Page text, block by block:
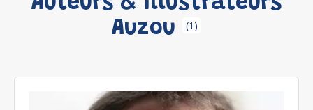
Auzou
(1)